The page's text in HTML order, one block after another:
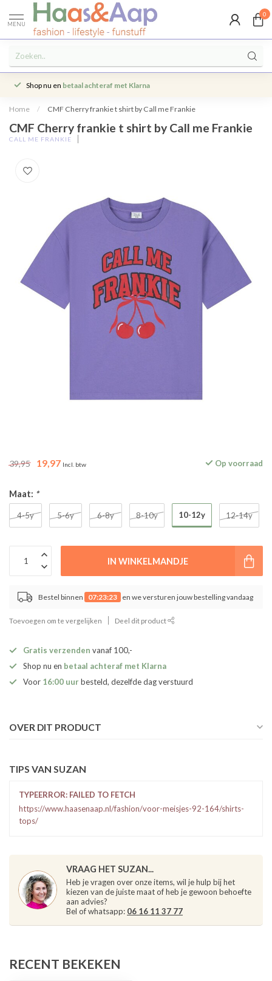
MENU
0
Shop nu en betaal achteraf met Klarna
Home / CMF Cherry frankie t shirt by Call me Frankie
CMF Cherry frankie t shirt by Call me Frankie
CALL ME FRANKIE
39,95 19,97 Incl. btw Op voorraad
Maat: *
4-5y 5-6y 6-8y 8-10y 10-12y 12-14y
IN WINKELMANDJE
Bestel binnen 07:23:22 en we versturen jouw bestelling vandaag
Toevoegen om te vergelijken Deel dit product
Gratis verzenden vanaf 100,-
Shop nu en betaal achteraf met Klarna
Voor 16:00 uurbesteld, dezelfde dag verstuurd
OVER DIT PRODUCT
TIPS VAN SUZAN
TYPEERROR: FAILED TO FETCH
https://www.haasenaap.nl/fashion/voor-meisjes-92-164/shirts-
tops/
VRAAG HET SUZAN...
Heb je vragen over onze items, wil je hulp bij het
kiezen van de juiste maat of heb je gewoon behoefte
aan advies?
Bel of whatsapp: 06 16 11 37 77
RECENT BEKEKEN